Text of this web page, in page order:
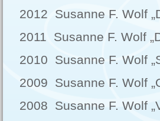
2012 Susanne F. Wolf
2011 Susanne F. Wolf
2010 Susanne F. Wolf
2009 Susanne F. Wolf
2008 Susanne F. Wolf